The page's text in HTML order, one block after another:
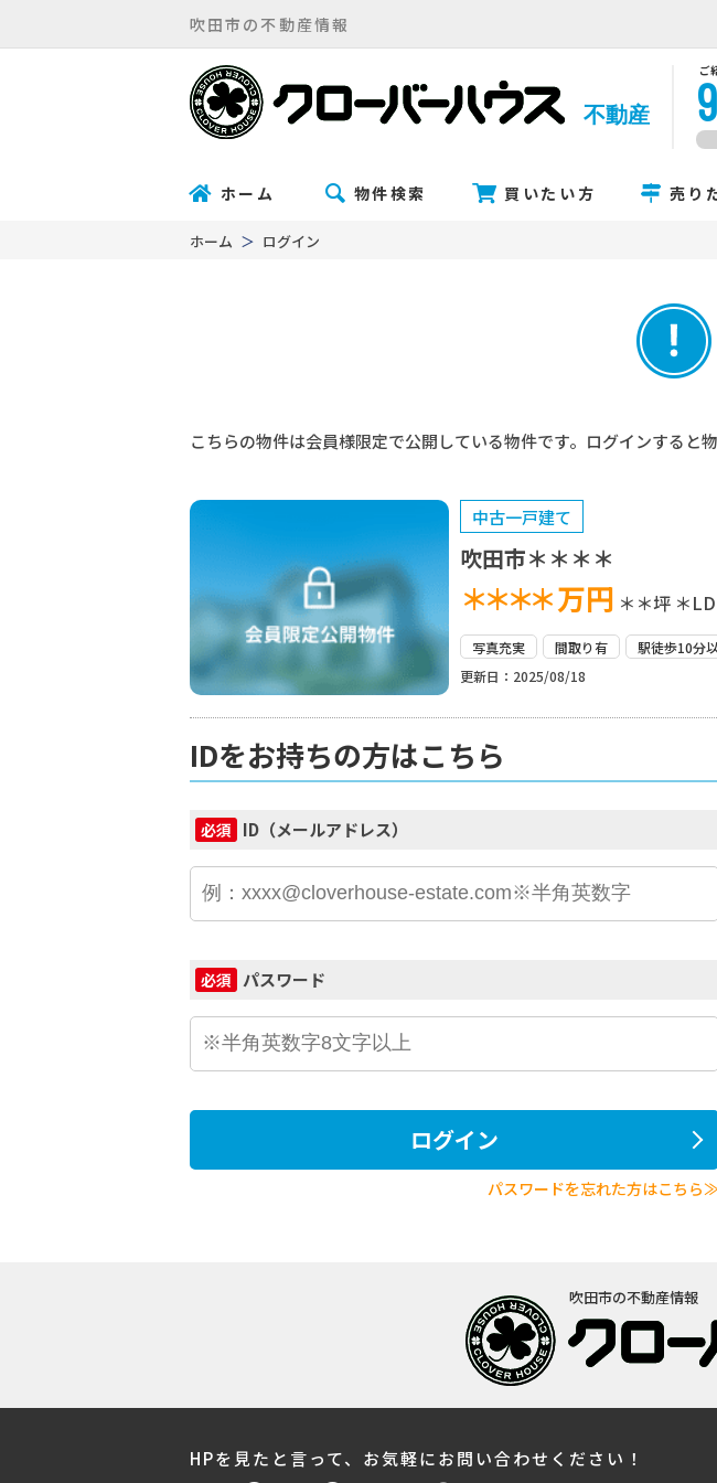
吹田市の不動産情報
不動産
ご
ホーム 物件検索 買いたい方 売り
ホーム ログイン
こちらの物件は会員様限定で公開している物件です。ログインすると
中古一戸建て
吹田市＊＊＊＊
＊＊＊＊万円 ＊＊坪 ＊
写真充実 間取り有 駅徒歩10分
更新日：2025/08/18
IDをお持ちの方はこちら
必須 ID（メールアドレス）
必須 パスワード
ログイン
パスワードを忘れた方はこちら
吹田市の不動産情報
HPを見たと言って、お気軽にお問い合わせください！